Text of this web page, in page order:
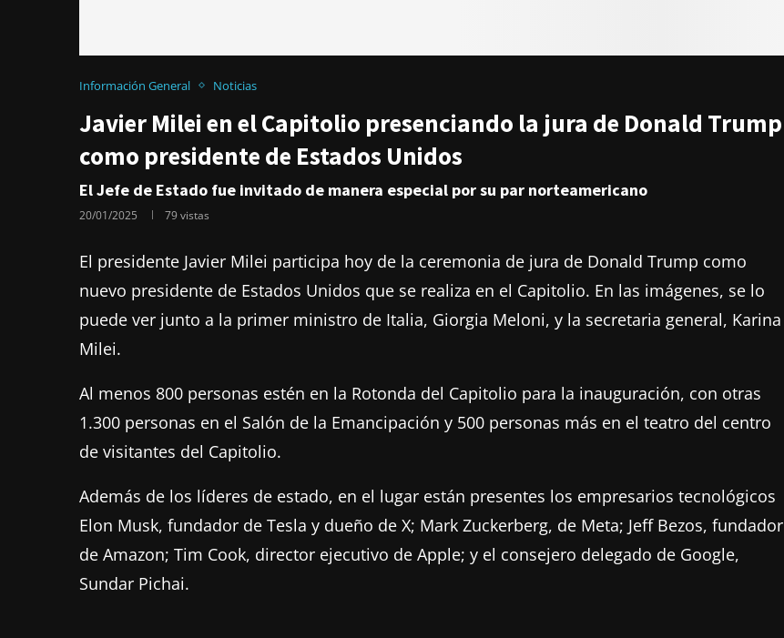
Información General Noticias
Javier Milei en el Capitolio presenciando la jura de Donald Trump
como presidente de Estados Unidos
El Jefe de Estado fue invitado de manera especial por su par norteamericano
20/01/2025 79vistas
El presidente Javier Milei participa hoy de la ceremonia de jura de Donald Trump como
nuevo presidente de Estados Unidos que se realiza en el Capitolio. En las imágenes, se lo
puede ver junto a la primer ministro de Italia, Giorgia Meloni, y la secretaria general, Karina
Milei.
Al menos 800 personas estén en la Rotonda del Capitolio para la inauguración, con otras
1.300 personas en el Salón de la Emancipación y 500 personas más en el teatro del centro
de visitantes del Capitolio.
Además de los líderes de estado, en el lugar están presentes los empresarios tecnológicos
Elon Musk, fundador de Tesla y dueño de X; Mark Zuckerberg, de Meta; Jeff Bezos, fundador
de Amazon; Tim Cook, director ejecutivo de Apple; y el consejero delegado de Google,
Sundar Pichai.